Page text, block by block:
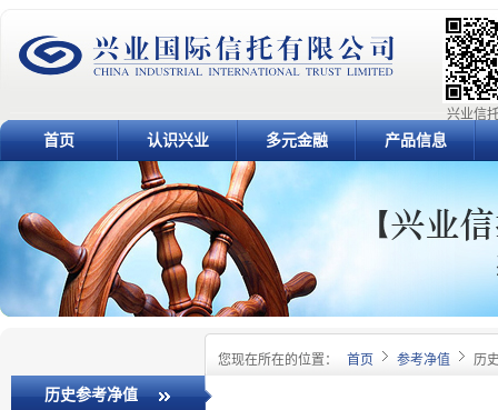
兴业信
首页 认识兴业 多元金融 产品信息
您现在所在的位置： 首页 参考净值 历
历史参考净值